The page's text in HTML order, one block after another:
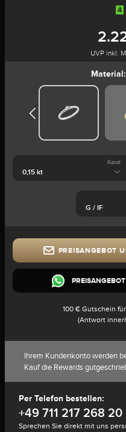
4
UVP inkl.
Material:
Karat
PREISANGEBOT
100 € Gutschein
(Antwort
Ihrem Kundenkonto werden
Kauf die Rewards
Per Telefon bestellen:
+49 711 217 268 20
Sprechen Sie direkt mit uns